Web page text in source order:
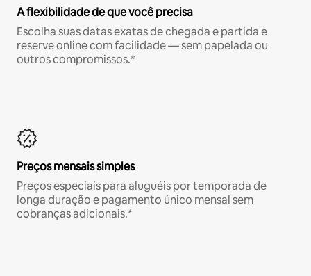
A flexibilidade de que você precisa
Escolha suas datas exatas de chegada e partida e
reserve online com facilidade — sem papelada ou
outros compromissos.*
Preços mensais simples
Preços especiais para aluguéis por temporada de
longa duração e pagamento único mensal sem
cobranças adicionais.*